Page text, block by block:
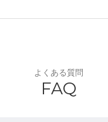
よくある質問
FAQ